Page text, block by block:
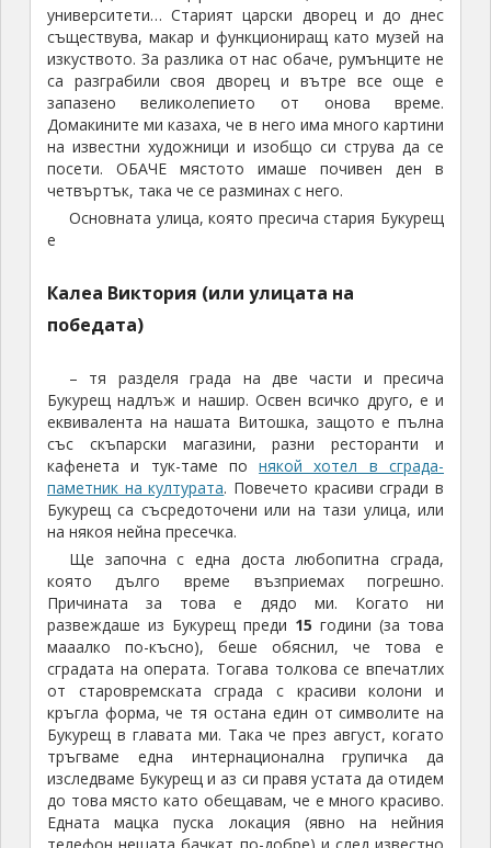
изкуството. За разлика от нас обаче, румънците не
са разграбили своя дворец и вътре все още е
запазено великолепието от онова време.
Домакините ми казаха, че в него има много картини
на известни художници и изобщо си струва да се
посети. ОБАЧЕ мястото имаше почивен ден в
четвъртък, така че се разминах с него.
Основната улица, която пресича стария Букурещ
е
Калеа Виктория (или улицата на
– тя разделя града на две части и пресича
със скъпарски магазини, разни ресторанти и
кафенета и тук-таме по
някой хотел в сграда-
. Повечето красиви сгради в
Букурещ са съсредоточени или на тази улица, или
на някоя нейна пресечка.
Ще започна с една доста любопитна сграда,
която дълго време възприемах погрешно.
Причината за това е дядо ми. Когато ни
развеждаше из Букурещ преди
години (за това
мааалко по-късно), беше обяснил, че това е
сградата на операта. Тогава толкова се впечатлих
от старовремската сграда с красиви колони и
кръгла форма, че тя остана един от символите на
Букурещ в главата ми. Така че през август, когато
тръгваме една интернационална групичка да
изследваме Букурещ и аз си правя устата да отидем
до това място като обещавам, че е много красиво.
Едната мацка пуска локация (явно на нейния
телефон нещата бачкат по-добре) и след известно
лутане се озоваваме пред сградата. Изненадаааа!
Това изобщо не е операта!